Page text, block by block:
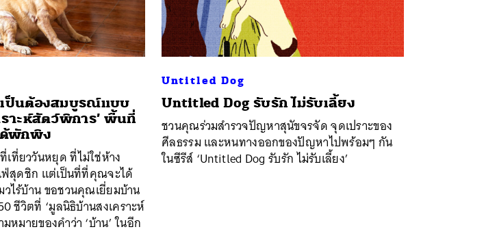
เป็นต้องสมบูรณ์แบบ
าะห์สัตว์พิการ’ พื้นที่
ด้พักพิง
ที่ยววันหยุด ที่ไม่ใช่ห้าง
ฟ่สุดชิก แต่เป็นที่ที่คุณจะได้
ไร้บ้าน ขอชวนคุณเยี่ยมบ้าน
ชีวิตที่ ‘มูลนิธิบ้านสงเคราะห์
หมายของคำว่า ‘บ้าน’ ในอีก
Untitled Dog
Untitled Dog รับรัก ไม่รับเลี้ยง
ชวนคุณร่วมสำรวจปัญหาสุนัขจรจัด จุดเปราะของ
ศีลธรรม และหนทางออกของปัญหาไปพร้อมๆ กัน
ในซีรีส์ ‘Untitled Dog รับรัก ไม่รับเลี้ยง’